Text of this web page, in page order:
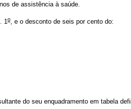
de assistência à saúde.
1 o , e o desconto de seis por cento do:
do seu enquadramento em tabela